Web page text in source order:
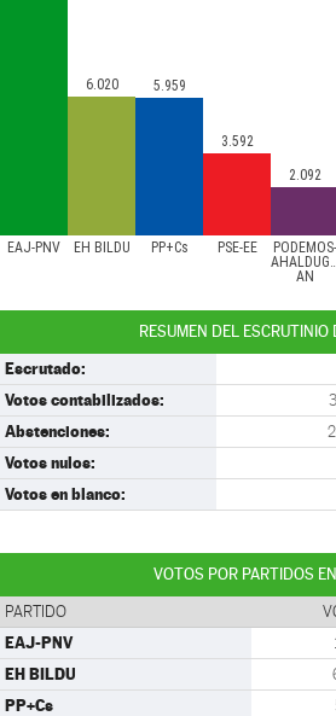
EAJ-PNV EH BILDU PP+Cs PSE-EE
PODEMOS-
AN
6.020 5.959
3.592
2.092
RESUMEN DEL ESCRUTINIO
Escrutado:
Votos contabilizados:
Abstenciones:
Votos nulos:
Votos en blanco:
VOTOS POR PARTIDOS
PARTIDO
EAJ-PNV
EH BILDU
PP+Cs